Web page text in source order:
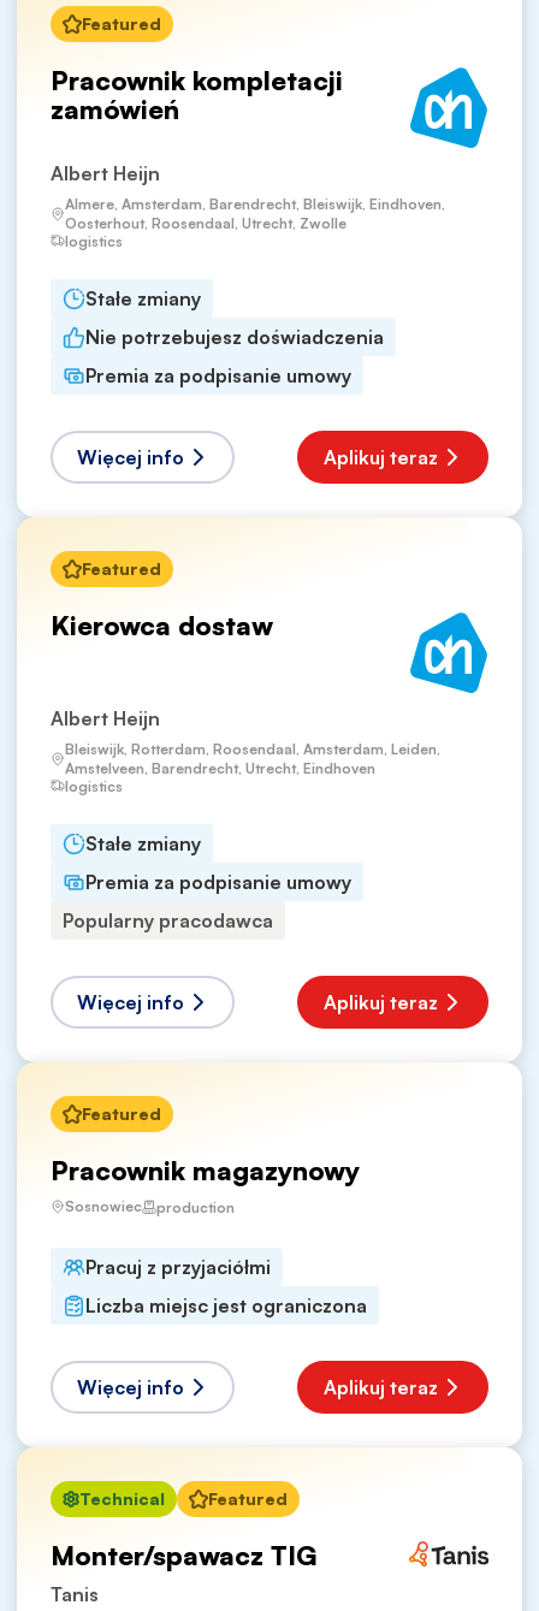
Featured
Pracownik kompletacji
zamówień
Albert Heijn
Almere, Amsterdam, Barendrecht, Bleiswijk, Eindhoven,
Oosterhout, Roosendaal, Utrecht, Zwolle
logistics
Stałe zmiany
Nie potrzebujesz doświadczenia
Premia za podpisanie umowy
Więcej info Aplikuj teraz
Featured
Kierowca dostaw
Albert Heijn
Bleiswijk, Rotterdam, Roosendaal, Amsterdam, Leiden,
Amstelveen, Barendrecht, Utrecht, Eindhoven
logistics
Stałe zmiany
Premia za podpisanie umowy
Popularny pracodawca
Więcej info Aplikuj teraz
Featured
Pracownik magazynowy
Sosnowiec production
Pracuj z przyjaciółmi
Liczba miejsc jest ograniczona
Więcej info Aplikuj teraz
Technical Featured
Monter/spawacz TIG
Tanis